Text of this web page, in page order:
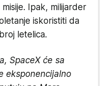
Ipak, milijarder
iskoristiti da
letelica.
SpaceX će sa
eksponencijalno